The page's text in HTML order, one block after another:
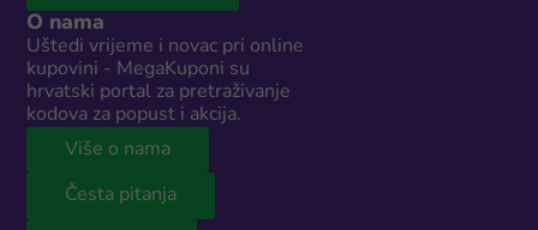
O nama
Uštedi vrijeme i novac pri online
kupovini - MegaKuponi su
hrvatski portal za pretraživanje
kodova za popust i akcija.
Više o nama
Česta pitanja